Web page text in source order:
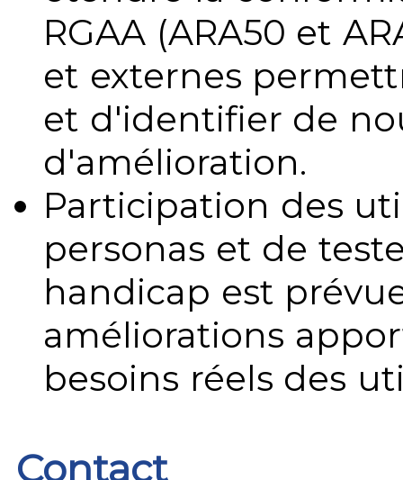
RGAA (ARA50 et
et externes
et d'identifier de
d'amélioration.
Participation des
personas et de
handicap est
améliorations
besoins réels des
Contact